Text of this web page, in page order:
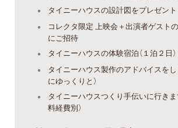
タイニーハウスの設計図をプレゼント
コレクタ限定 上映会＋出演者ゲスト
にご招待
タイニーハウスの体験宿泊（１泊２日）
タイニーハウス製作のアドバイスをし
にゆっくりと）
タイニーハウスつくり手伝いに行きま
料経費別）